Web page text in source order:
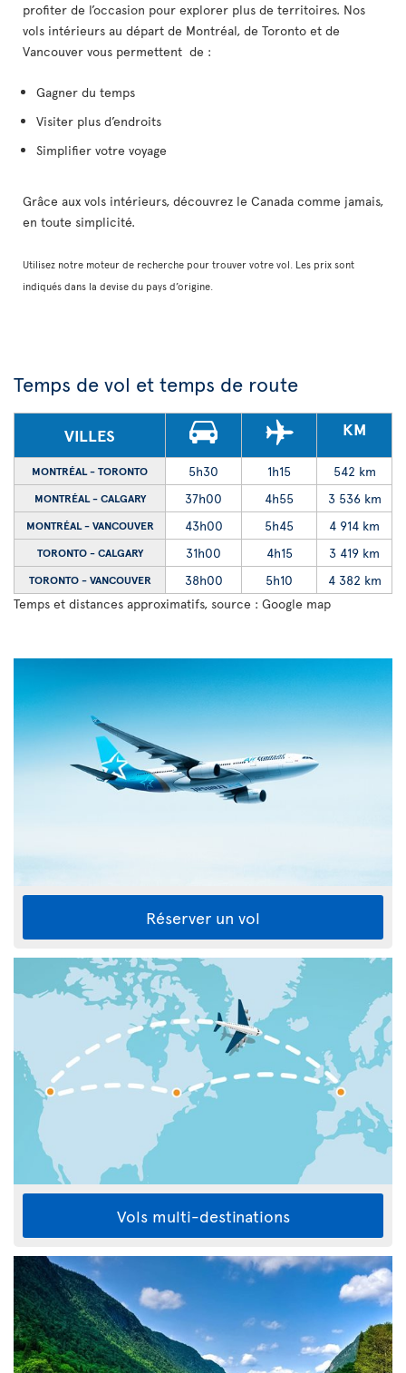
profiter de l’occasion pour explorer plus de territoires. Nos
vols intérieurs au départ de Montréal, de Toronto et de
Vancouver vous permettent de :
Gagner du temps
Visiter plus d’endroits
Simplifier votre voyage
Grâce aux vols intérieurs, découvrez le Canada comme jamais,
en toute simplicité.
Utilisez notre moteur de recherche pour trouver votre vol. Les prix sont
indiqués dans la devise du pays d’origine.
Temps de vol et temps de route
VILLES KM
MONTRÉAL - TORONTO 5h30 1h15 542 km
MONTRÉAL - CALGARY 37h00 4h55 3 536 km
MONTRÉAL - VANCOUVER 43h00 5h45 4 914 km
TORONTO - CALGARY 31h00 4h15 3 419 km
TORONTO - VANCOUVER 38h00 5h10
4 382 km
Temps et distances approximatifs, source : Google map
Réserver un vol
Vols multi-destinations